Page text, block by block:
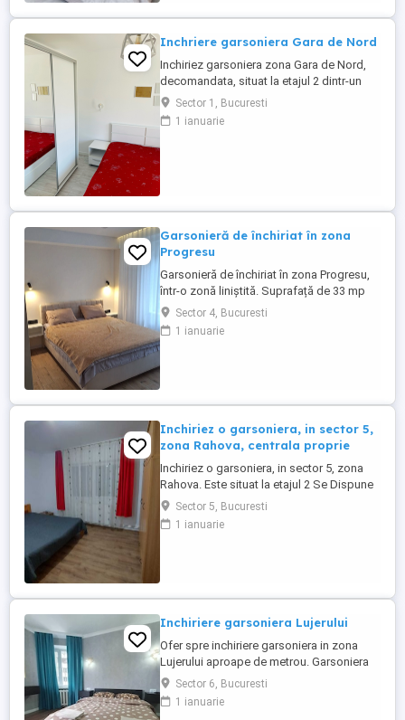
Inchriere garsoniera Gara de Nord
Inchiriez garsoniera zona Gara de Nord,
decomandata, situat la etajul 2 dintr-un
bloc de 5 etaje. Garsoniera este complet
mobilata si utilata si are o suprafata utila
de 25 mp.
Sector 1, Bucuresti
1 ianuarie
Garsonieră de închiriat în zona
Progresu
Garsonieră de închiriat în zona Progresu,
într-o zonă liniștită. Suprafață de 33 mp
,etaj 4 . Este mobilată și utilată, potrivită
pentru cineva care caută un spațiu
accesibil. Aproape de Șoseaua Giurgiului
Sector 4, Bucuresti
1 ianuarie
Inchiriez o garsoniera, in sector 5,
zona Rahova, centrala proprie
Inchiriez o garsoniera, in sector 5, zona
Rahova. Este situat la etajul 2 Se Dispune
de centrala proprie .Garsoniera dispune
de 36mp utili, disponibila imediat
Sector 5, Bucuresti
1 ianuarie
Inchiriere garsoniera Lujerului
Ofer spre inchiriere garsoniera in zona
Lujerului aproape de metrou. Garsoniera
este situata la 5 minute de metrou , are o
suprafata de 40mp,etaj 2. In zona se
regasesc spatii comerciale si acces la
Sector 6, Bucuresti
1 ianuarie